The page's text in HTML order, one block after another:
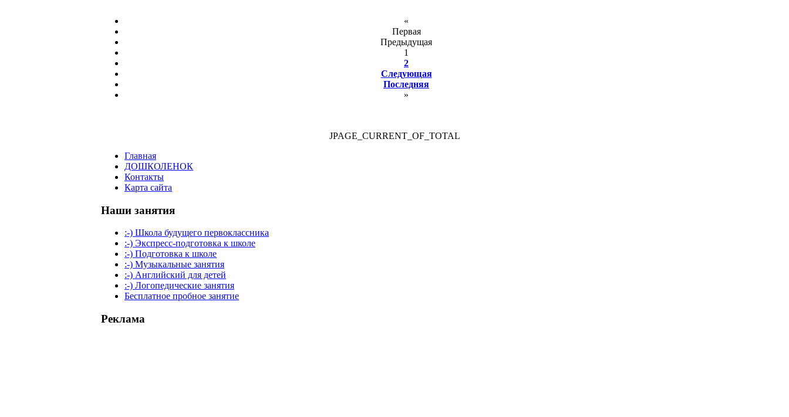
«
Первая
Предыдущая
1
2
Следующая
Последняя
»
JPAGE_CURRENT_OF_TOTAL
Главная
ДОШКОЛЕНОК
Контакты
Карта сайта
Наши занятия
:-) Школа будущего первоклассника
:-) Экспресс-подготовка к школе
:-) Подготовка к школе
:-) Музыкальные занятия
:-) Английский для детей
:-) Логопедические занятия
Бесплатное пробное занятие
Реклама